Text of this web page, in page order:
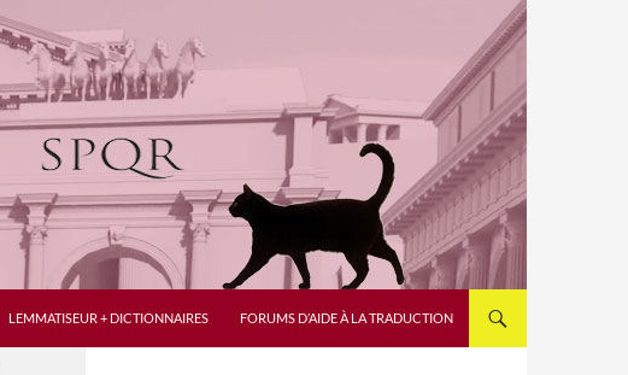
LEMMATISEUR + DICTIONNAIRES FORUMS D’AIDE À LA TRADUCTION